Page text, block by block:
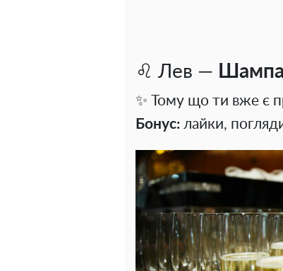
♌ Лев —
✨ Тому що ти вже є
Бонус: лайки,